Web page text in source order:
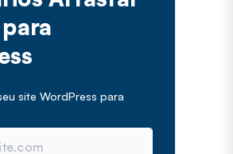
site WordPress para